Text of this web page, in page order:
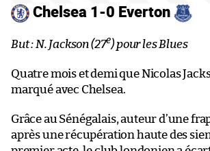
Chelsea 1-0 Everton
But : N. Jackson (27e) pour les Blues
Quatre mois et demi que Nicolas
marqué avec Chelsea.
Grâce au Sénégalais, auteur d’une
après une récupération haute des